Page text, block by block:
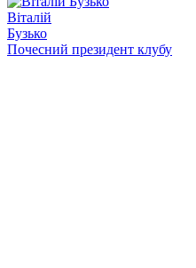
Віталій
Бузько
Почесний президент клубу